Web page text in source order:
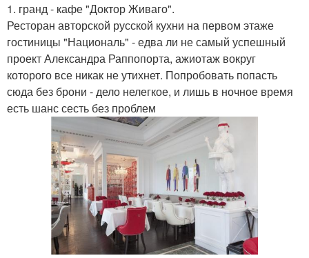
1. гранд - кафе "Доктор Живаго".
Ресторан авторской русской кухни на первом этаже
гостиницы "Националь" - едва ли не самый успешный
проект Александра Раппопорта, ажиотаж вокруг
которого все никак не утихнет. Попробовать попасть
сюда без брони - дело нелегкое, и лишь в ночное время
есть шанс сесть без проблем